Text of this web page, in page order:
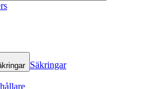
Säkringar